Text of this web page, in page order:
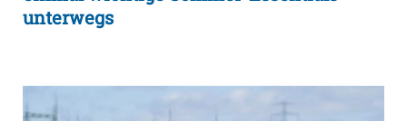
unterwegs